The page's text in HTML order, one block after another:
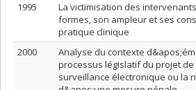
1995
La victimisation des
formes, son ampleur et ses
pratique clinique
2000
Analyse du contexte
processus législatif du projet de
surveillance électronique ou la